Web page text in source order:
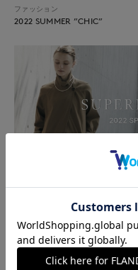
ファッション
2022 SUMMER ”CHIC”
2022 Spring Collection -CHIC-